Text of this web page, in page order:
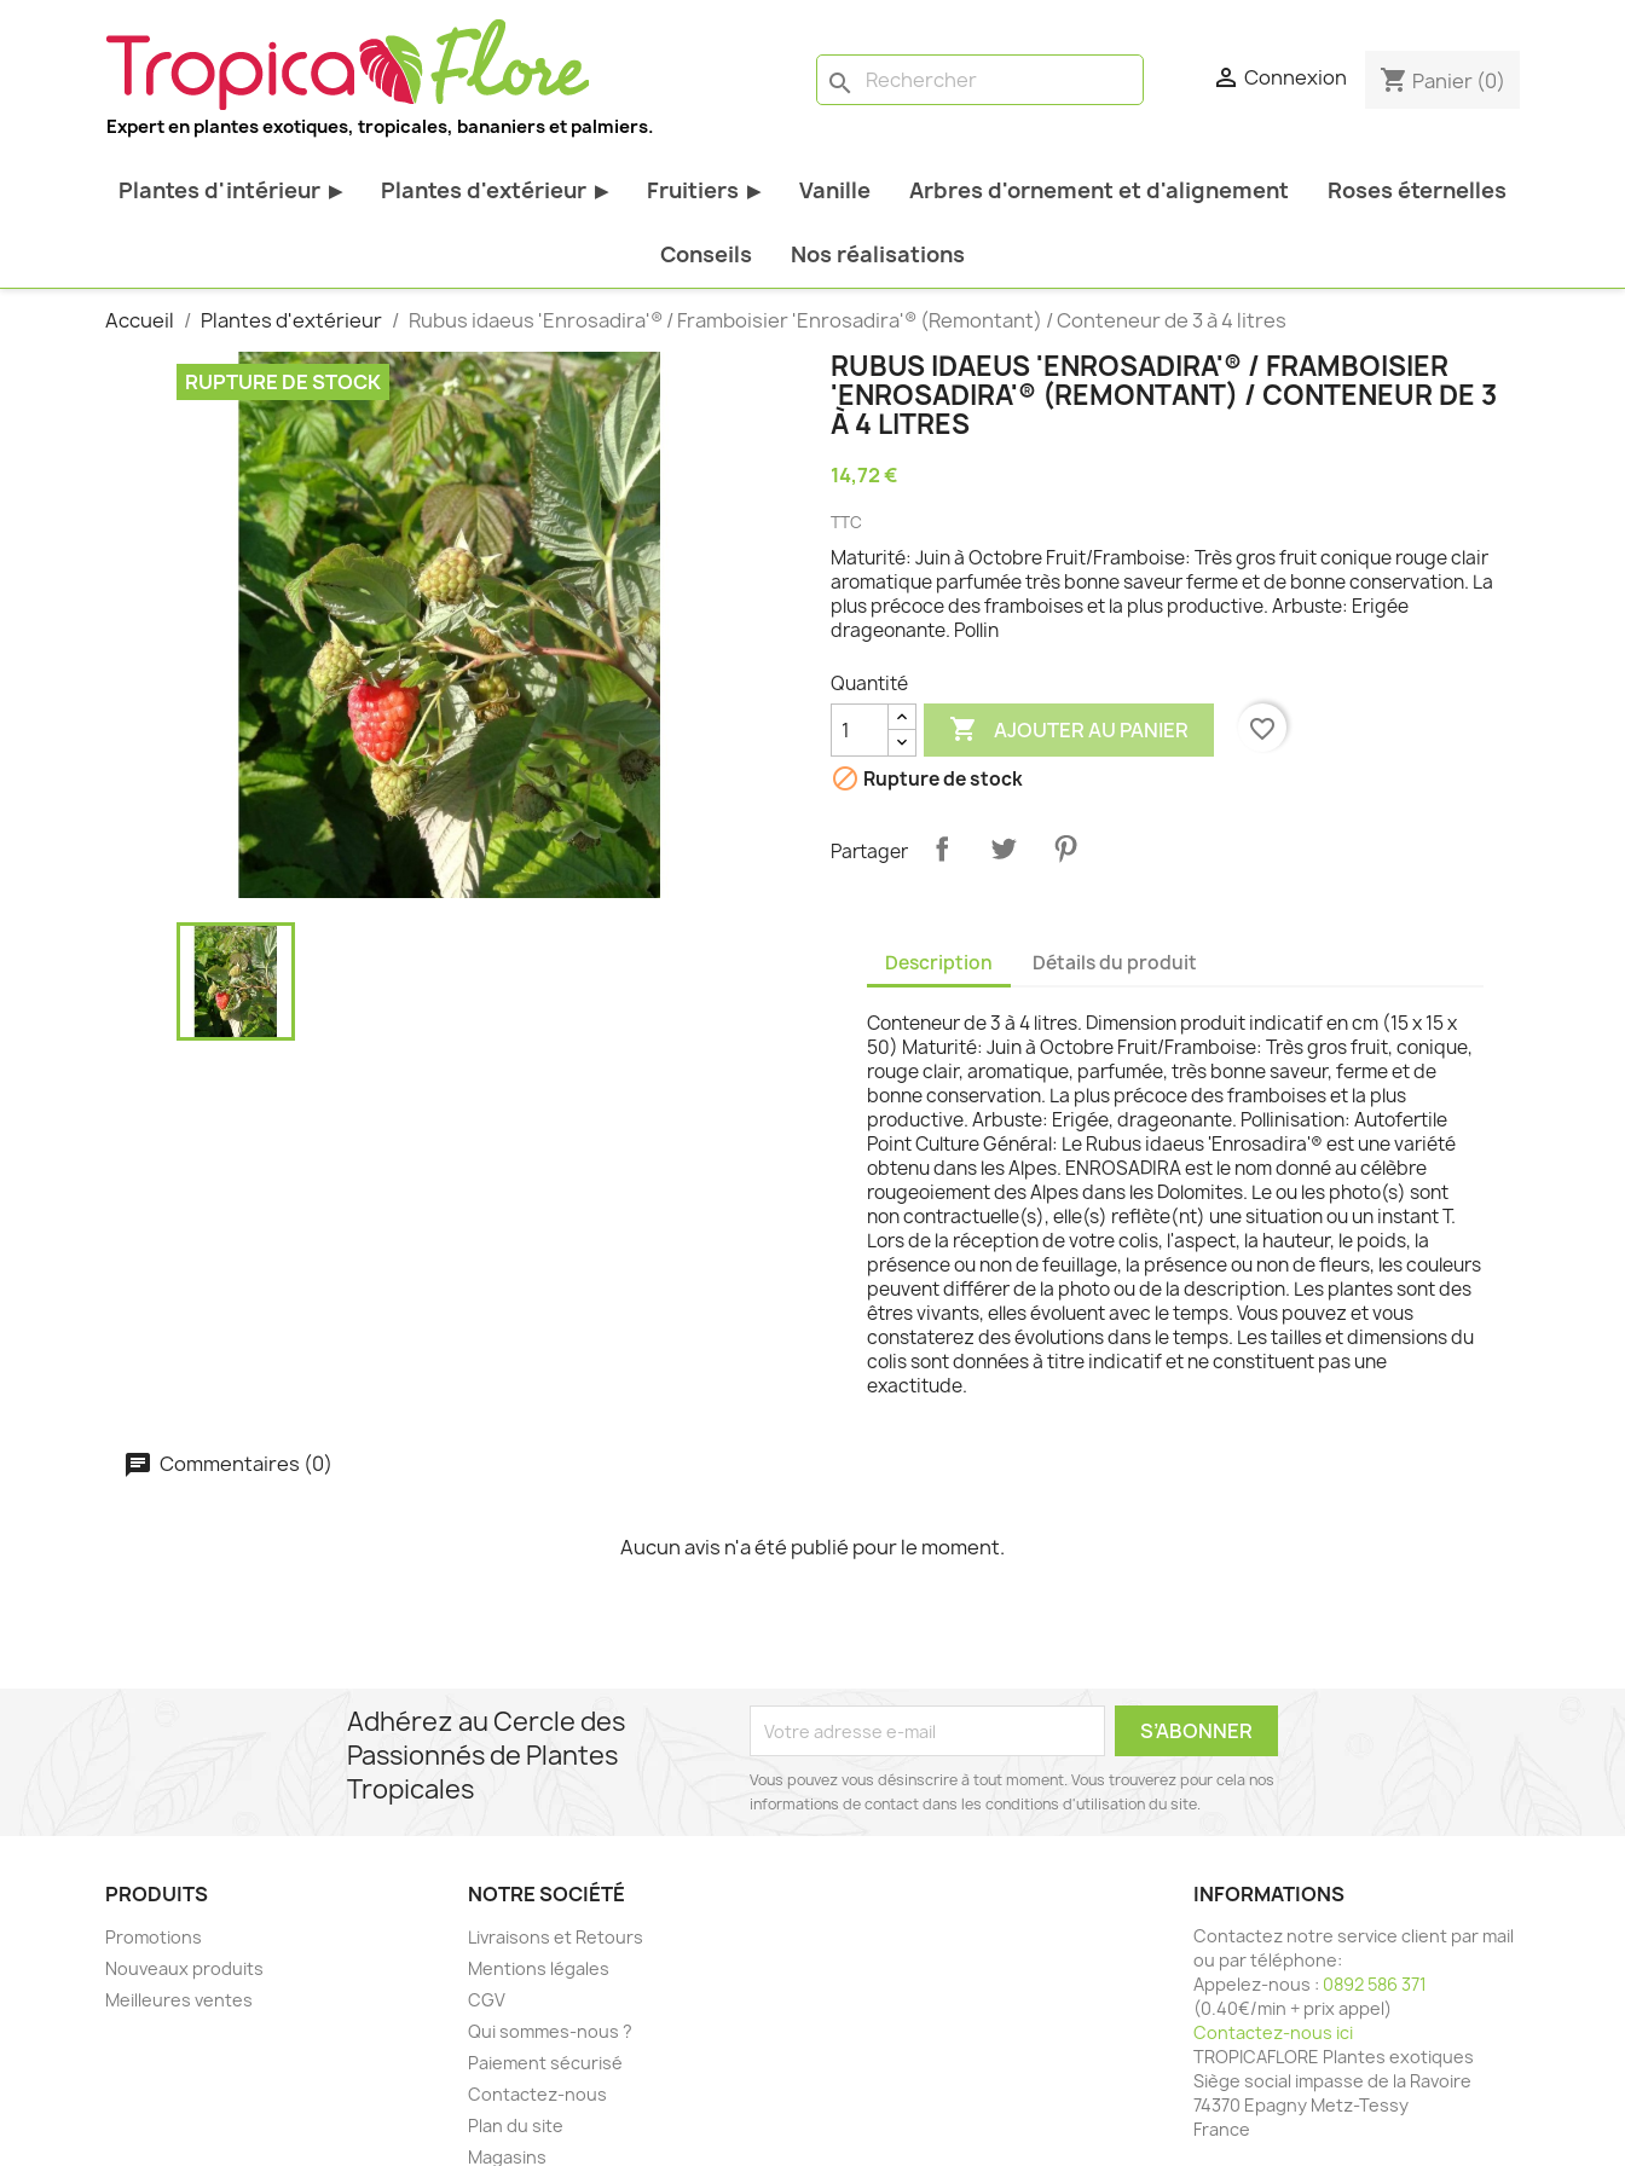
Expert en plantes exotiques, tropicales, bananiers et palmiers.
search  Connexion shopping_cart Panier (0)
Plantes d'intérieur ▶
Plantes pour bureau
Palmier d'intérieur
Cactus & Succulentes
Sujets d'exception
Plantes d'extérieur ▶
Toutes les plantes d'extérieur
Bananiers rustiques
Palmiers rustiques
Orchidées rustiques
Plantes et arbustes à feuillage
décoratif
Plantes grimpantes
Fourgères
Bambous et graminées
Fruitiers ▶
Tous les fruitiers
Arbres et arbustes fruitiers
Agrumes
Fruitiers Colonnaires
Vanille Arbres d'ornement et d'alignement Roses éternelles
Conseils Nos réalisations
Accueil Plantes d'extérieur Rubus idaeus 'Enrosadira'® / Framboisier 'Enrosadira'® (Remontant) / Conteneur de 3 à 4 litres
RUPTURE DE STOCK
RUBUS IDAEUS 'ENROSADIRA'® / FRAMBOISIER
'ENROSADIRA'® (REMONTANT) / CONTENEUR DE 3
À 4 LITRES
14,72 €
TTC
Maturité: Juin à Octobre Fruit/Framboise: Très gros fruit conique rouge clair
aromatique parfumée très bonne saveur ferme et de bonne conservation. La
plus précoce des framboises et la plus productive. Arbuste: Erigée
drageonante. Pollin
Quantité
 AJOUTER AU PANIER
favorite_border
 Rupture de stock
Partager
Description Détails du produit
Conteneur de 3 à 4 litres. Dimension produit indicatif en cm (15 x 15 x
50) Maturité: Juin à Octobre Fruit/Framboise: Très gros fruit, conique,
rouge clair, aromatique, parfumée, très bonne saveur, ferme et de
bonne conservation. La plus précoce des framboises et la plus
productive. Arbuste: Erigée, drageonante. Pollinisation: Autofertile
Point Culture Général: Le Rubus idaeus 'Enrosadira'® est une variété
obtenu dans les Alpes. ENROSADIRA est le nom donné au célèbre
rougeoiement des Alpes dans les Dolomites. Le ou les photo(s) sont
non contractuelle(s), elle(s) reflète(nt) une situation ou un instant T.
Lors de la réception de votre colis, l'aspect, la hauteur, le poids, la
présence ou non de feuillage, la présence ou non de fleurs, les couleurs
peuvent différer de la photo ou de la description. Les plantes sont des
êtres vivants, elles évoluent avec le temps. Vous pouvez et vous
constaterez des évolutions dans le temps. Les tailles et dimensions du
colis sont données à titre indicatif et ne constituent pas une
exactitude.
Commentaires (0)
Aucun avis n'a été publié pour le moment.
Adhérez au Cercle des
Passionnés de Plantes
Tropicales
Vous pouvez vous désinscrire à tout moment. Vous trouverez pour cela nos
informations de contact dans les conditions d'utilisation du site.
PRODUITS
Promotions
Nouveaux produits
Meilleures ventes
NOTRE SOCIÉTÉ
Livraisons et Retours
Mentions légales
CGV
Qui sommes-nous ?
Paiement sécurisé
Contactez-nous
Plan du site
Magasins
INFORMATIONS
Contactez notre service client par mail
ou par téléphone:
Appelez-nous : 0892 586 371
(0.40€/min + prix appel)
Contactez-nous ici
TROPICAFLORE Plantes exotiques
Siège social impasse de la Ravoire
74370 Epagny Metz-Tessy
France